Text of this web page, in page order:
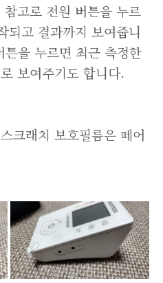
고로 전원 버튼을 누르
되고 결과까지 보여줍니
을 누르면 최근 측정한
보여주기도 합니다.
크래치 보호필름은 떼어